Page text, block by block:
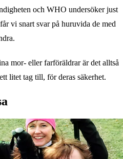
och WHO undersöker just
vi snart svar på huruvida de med
mor- eller farföräldrar är det alltså
litet tag till, för deras säkerhet.